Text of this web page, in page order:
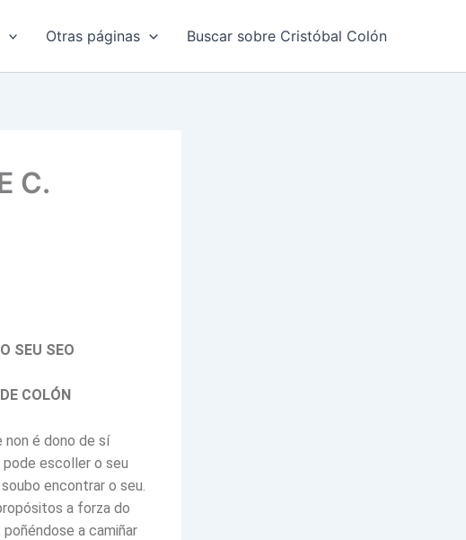
Otras páginas Buscar sobre Cristóbal Colón
C.
SEU SEO
COLÓN
non é dono de sí
escoller o seu
encontrar o seu.
a forza do
a camiñar